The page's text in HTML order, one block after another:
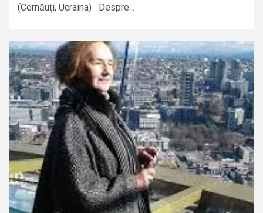
(Cernăuţi, Ucraina) Despre...